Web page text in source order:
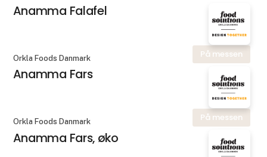
Anamma Falafel
På messen
Orkla Foods Danmark
Anamma Fars
På messen
Orkla Foods Danmark
Anamma Fars, øko